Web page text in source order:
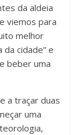
da aldeia
viemos para
melhor
cidade” e
beber uma
a traçar duas
uma